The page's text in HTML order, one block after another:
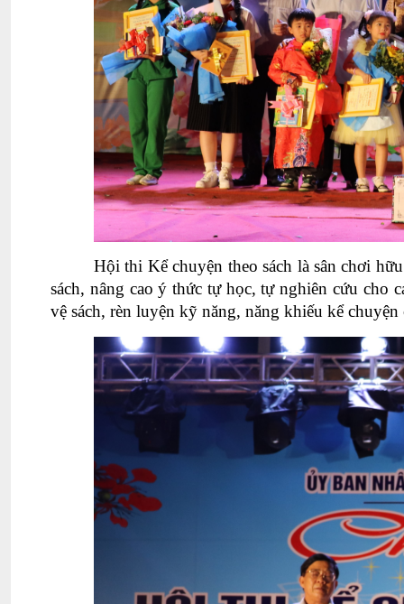
Hội thi Kể chuyện theo sách là sân chơi
sách, nâng cao ý thức tự học, tự nghiên cứu cho
vệ sách, rèn luyện kỹ năng, năng khiếu kể